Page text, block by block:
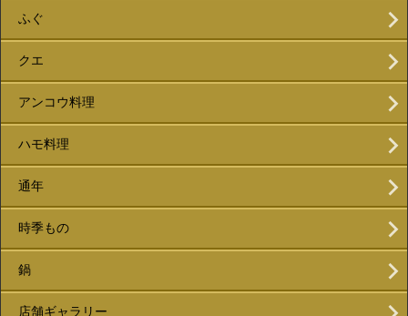
ふぐ
クエ
アンコウ料理
ハモ料理
通年
時季もの
鍋
店舗ギャラリー